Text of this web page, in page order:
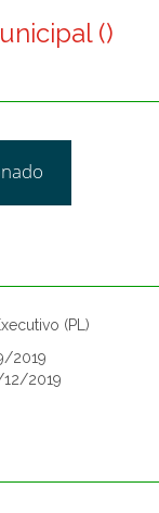
()
(PL)
2019
2019